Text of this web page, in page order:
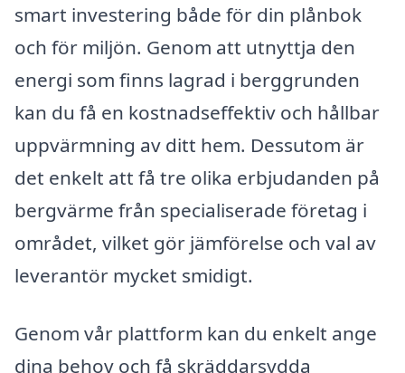
smart investering både för din plånbok
och för miljön. Genom att utnyttja den
energi som finns lagrad i berggrunden
kan du få en kostnadseffektiv och hållbar
uppvärmning av ditt hem. Dessutom är
det enkelt att få tre olika erbjudanden på
bergvärme från specialiserade företag i
området, vilket gör jämförelse och val av
leverantör mycket smidigt.
Genom vår plattform kan du enkelt ange
dina behov och få skräddarsydda